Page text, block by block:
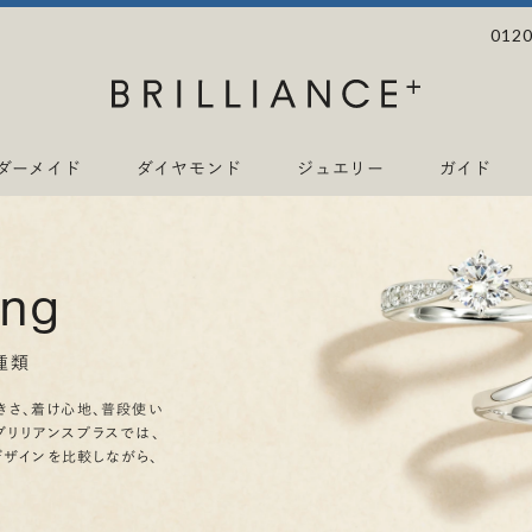
ーメイド ダイヤモンド ジュエリー ガイド
類
さ、着け心地、普段使い
リアンスプラスでは、
インを比較しながら、